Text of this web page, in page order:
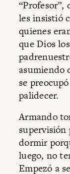
“Profesor”,
les insistió
quienes
que Dios
asumiendo
se
palidecer.
Armando
supervisión
dormir
luego, no
Empezó a